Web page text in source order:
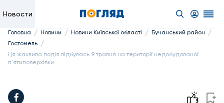
Новости
Головна / Новини / Новини Київської області / Бучанський район /
Гостомель /
Ця жахлива подія відбулась 9 травня на території недобудованої
п'ятиповерхівки.